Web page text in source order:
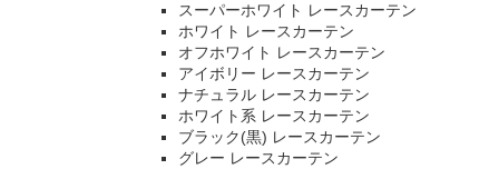
スーパーホワイト レースカーテン
ホワイト レースカーテン
オフホワイト レースカーテン
アイボリー レースカーテン
ナチュラル レースカーテン
ホワイト系 レースカーテン
ブラック(黒) レースカーテン
グレー レースカーテン